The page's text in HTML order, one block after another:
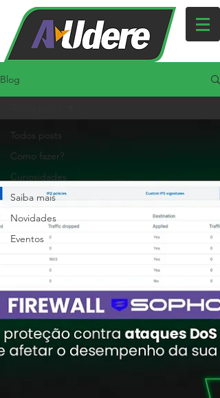
Blog
Todos posts
Como fazer?
Curiosidades
Saiba mais
Novidades
Eventos